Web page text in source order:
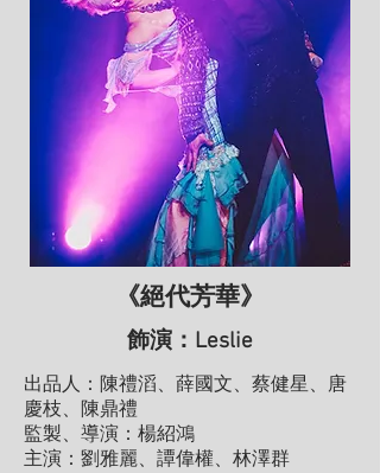
《絕代芳華》
飾演：Leslie
出品人：陳禮滔、薛國文、蔡健星、唐
慶枝、陳鼎禮
監製、導演：楊紹鴻
主演：劉雅麗、譚偉權、林澤群